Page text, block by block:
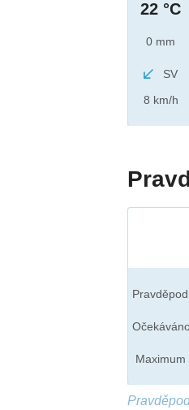
22 °C
0 mm
SV
8 km/h
Pravděpod.
Maximum